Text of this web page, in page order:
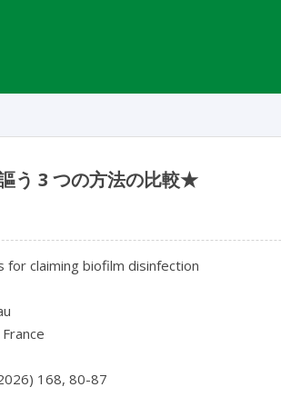
う 3 つの方法の比較★
claiming biofilm disinfection
168, 80-87